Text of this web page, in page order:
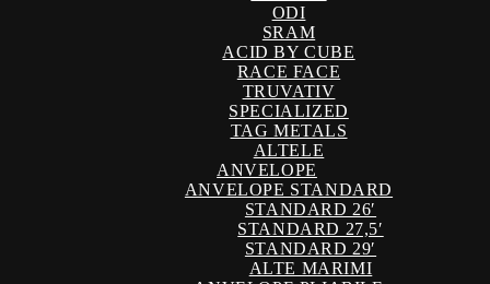
ODI
SRAM
ACID BY CUBE
RACE FACE
TRUVATIV
SPECIALIZED
TAG METALS
ALTELE
ANVELOPE
ANVELOPE STANDARD
STANDARD 26′
STANDARD 27,5′
STANDARD 29′
ALTE MARIMI